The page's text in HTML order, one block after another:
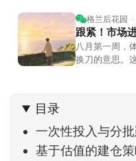
格兰后花园
跟紧！市场
八月第一周，
换刀的意思。
家感受到了春
回暖到2
目录
一次性投入与分
基于估值的建仓